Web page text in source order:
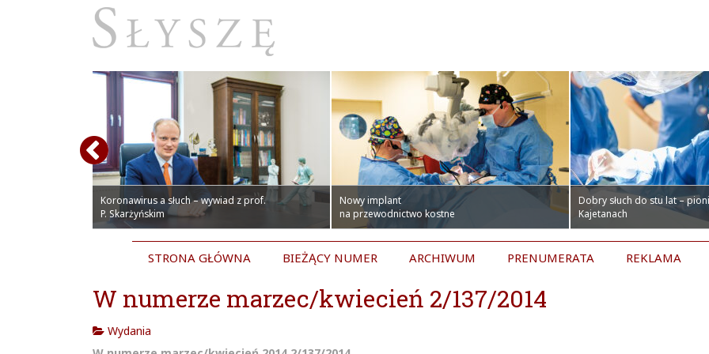
Koronawirus a słuch – wywiad z prof.
P. Skarżyńskim
Nowy implant
na przewodnictwo kostne
Dobry słuch do stu lat –
Kajetanach
STRONA GŁÓWNA BIEŻĄCY NUMER ARCHIWUM PRENUMERATA REKLAMA
W numerze marzec/kwiecień 2/137/2014
Wydania